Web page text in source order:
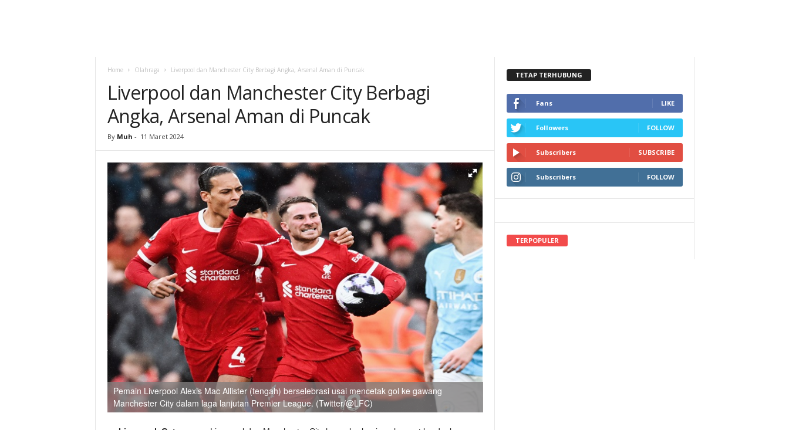
Home Olahraga Liverpool dan Manchester City Berbagi Angka, Arsenal Aman di Puncak
Liverpool dan Manchester City Berbagi
Angka, Arsenal Aman di Puncak
By Muh - 11 Maret 2024
Pemain Liverpool Alexis Mac Allister (tengah) berselebrasi usai mencetak gol ke gawang
Manchester City dalam laga lanjutan Premier League. (Twitter/@LFC)
TETAP TERHUBUNG
Fans LIKE
Followers FOLLOW
Subscribers SUBSCRIBE
Subscribers FOLLOW